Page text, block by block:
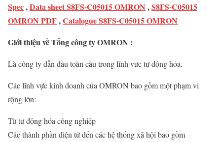
Spec,Data sheet S8FS-C05015 OMRON ,S8FS-C05015
OMRON PDF,Catalogue S8FS-C05015 OMRON
Giới thiệu về Tổng công ty OMRON :
Là công ty dẫn đầu toàn cầu trong lĩnh vực tự động hóa.
Các lĩnh vực kinh doanh của OMRON bao gồm một phạm vi
rộng lớn:
Từ tự động hóa công nghiệp
Các thành phần điện tử đến các hệ thống xã hội bao gồm